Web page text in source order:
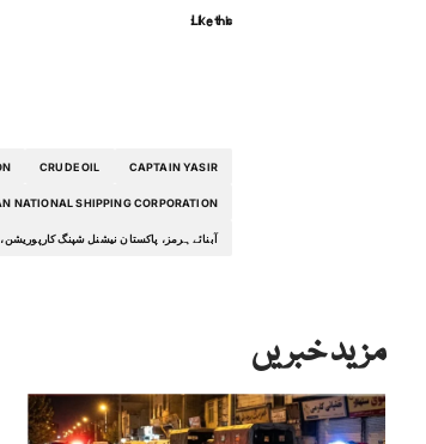
Like this:
CAPTAIN YASIR
CRUDE OIL
NATIONAL SHIPPING CORPORATION
آبنائے ہرمز، پاکستان نیشنل شپنگ
مزید خبریں